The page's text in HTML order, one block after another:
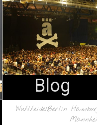
Blog
Wuhlheide/Berlin